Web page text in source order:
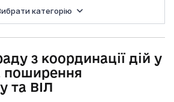
категорію
з координації дій у
поширення
та ВІЛ